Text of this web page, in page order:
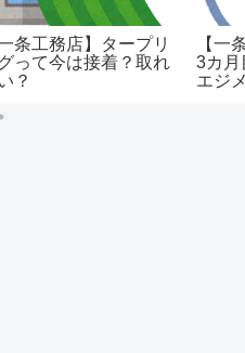
一条工務店】タープリ
って今は接着？取れ
？
【一
3カ月
エジ